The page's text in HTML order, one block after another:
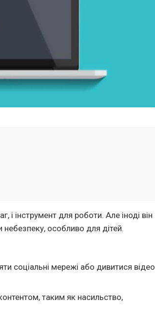
і інструмент для роботи. Але іноді він
особливо для дітей.
соціальні мережі або дивитися відео
таким як насильство,